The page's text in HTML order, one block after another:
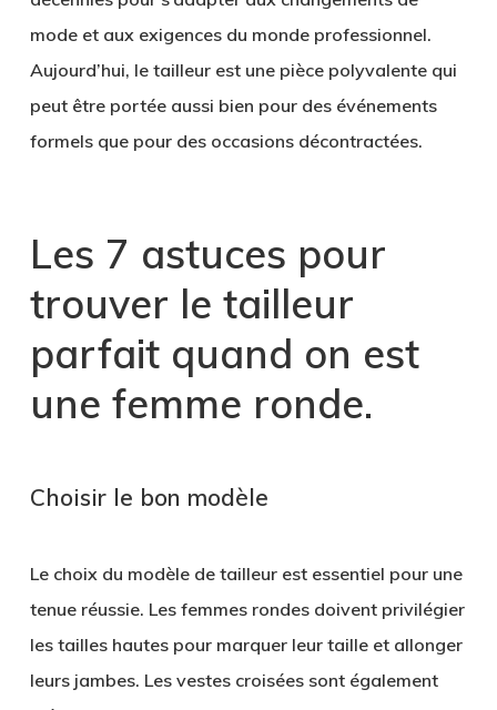
mode et aux exigences du monde professionnel.
Aujourd’hui, le tailleur est une pièce polyvalente qui
peut être portée aussi bien pour des événements
formels que pour des occasions décontractées.
Les 7 astuces pour
trouver le tailleur
parfait quand on est
une femme ronde.
Choisir le bon modèle
Le choix du modèle de tailleur est essentiel pour une
tenue réussie. Les femmes rondes doivent privilégier
les tailles hautes pour marquer leur taille et allonger
leurs jambes. Les vestes croisées sont également